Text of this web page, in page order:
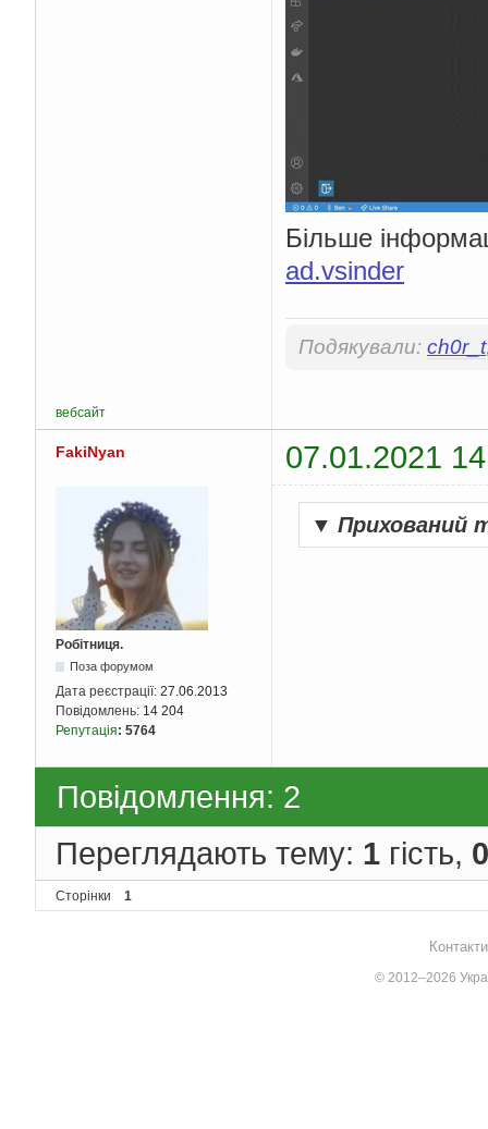
Більше
ad.vsinder
Подякували: ch0r_t
вебсайт
FakiNyan 07.01.2021
Робітниця.
Поза форумом
Дата реєстрації: 27.06.2013
Повідомлень: 14 204
Репутація: 5764
▼ Прихований
Повідомлення: 2
Переглядають тему: 1 гість, 0
Сторінки 1
© 2012–2026